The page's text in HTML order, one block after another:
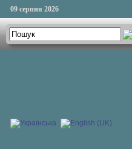
09 серпня 2026